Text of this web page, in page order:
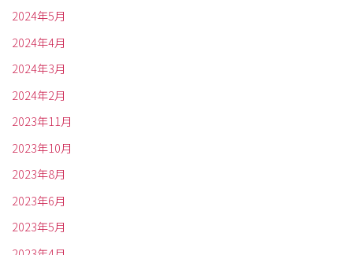
2024年5月
2024年4月
2024年3月
2024年2月
2023年11月
2023年10月
2023年8月
2023年6月
2023年5月